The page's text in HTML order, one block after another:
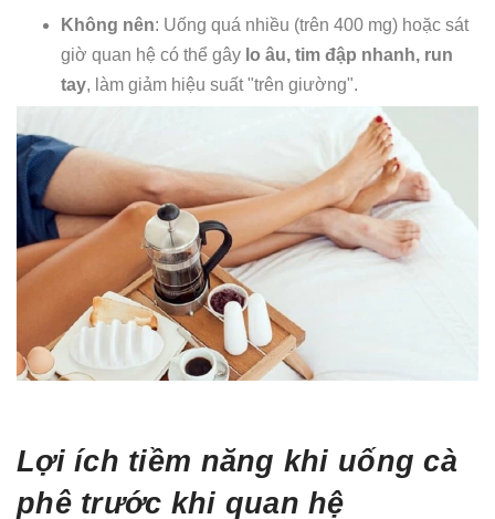
Không nên: Uống quá nhiều (trên 400 mg) hoặc sát
giờ quan hệ có thể gây lo âu, tim đập nhanh, run
tay, làm giảm hiệu suất "trên giường".
Lợi ích tiềm năng khi uống cà
phê trước khi quan hệ